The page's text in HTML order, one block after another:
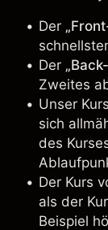
Der
Der
Zweites
Unser
sich
des
Der Kurs
als der
Beispiel